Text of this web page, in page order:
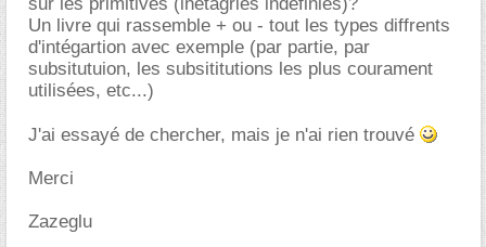
Un livre qui rassemble + ou - tout les types diffrents
d'intégartion avec exemple (par partie, par
subsitutuion, les subsititutions les plus courament
utilisées, etc...)
J'ai essayé de chercher, mais je n'ai rien trouvé
Merci
Zazeglu